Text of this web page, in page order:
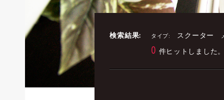
検索結果: タイプ: スクーター
0 件ヒットしました。